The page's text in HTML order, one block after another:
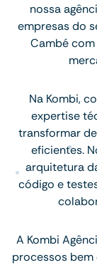
nossa
empresas do
Cambé
Na Kombi,
expertise
transformar
eficientes.
arquitetura
código e
A Kombi
processos